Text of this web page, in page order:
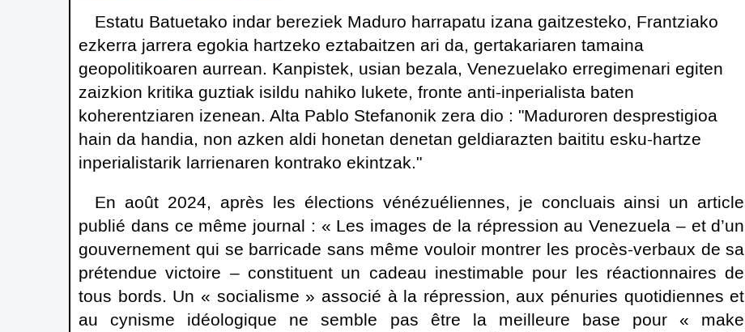
Estatu Batuetako indar bereziek Maduro harrapatu izana gaitzesteko, Frantziako
ezkerra jarrera egokia hartzeko eztabaitzen ari da, gertakariaren tamaina
geopolitikoaren aurrean. Kanpistek, usian bezala, Venezuelako erregimenari egiten
zaizkion kritika guztiak isildu nahiko lukete, fronte anti-inperialista baten
koherentziaren izenean. Alta Pablo Stefanonik zera dio : "Maduroren desprestigioa
hain da handia, non azken aldi honetan denetan geldiarazten baititu esku-hartze
inperialistarik larrienaren kontrako ekintzak."
En août 2024, après les élections vénézuéliennes, je concluais ainsi un article
publié dans ce même journal : « Les images de la répression au Venezuela – et d’un
gouvernement qui se barricade sans même vouloir montrer les procès-verbaux de sa
prétendue victoire – constituent un cadeau inestimable pour les réactionnaires de
tous bords. Un « socialisme » associé à la répression, aux pénuries quotidiennes et
au cynisme idéologique ne semble pas être la meilleure base pour « make